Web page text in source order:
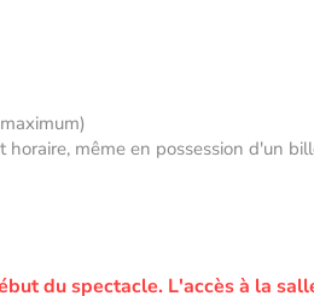
même en possession d'un
du spectacle. L'accès à la